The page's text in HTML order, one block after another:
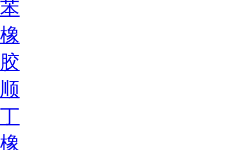
苯
橡
胶
顺
丁
橡